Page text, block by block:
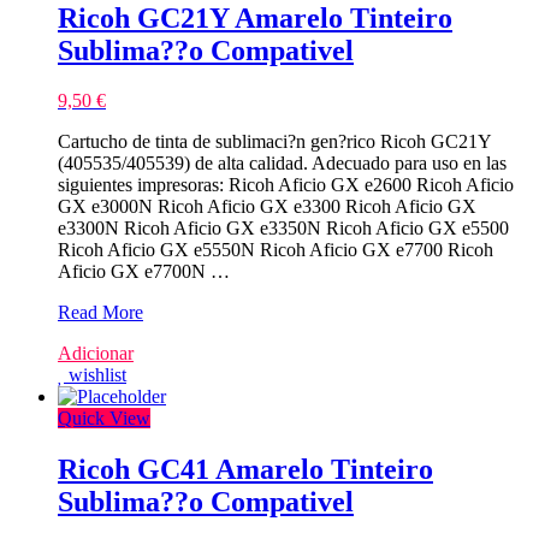
Ricoh GC21Y Amarelo Tinteiro
Sublima??o Compativel
9,50 €
Cartucho de tinta de sublimaci?n gen?rico Ricoh GC21Y
(405535/405539) de alta calidad. Adecuado para uso en las
siguientes impresoras: Ricoh Aficio GX e2600 Ricoh Aficio
GX e3000N Ricoh Aficio GX e3300 Ricoh Aficio GX
e3300N Ricoh Aficio GX e3350N Ricoh Aficio GX e5500
Ricoh Aficio GX e5550N Ricoh Aficio GX e7700 Ricoh
Aficio GX e7700N …
Ricoh
Amarelo
Tinteiro
Sublima??
o
Read More
Adicionar
wishlist
Quick View
Ricoh GC41 Amarelo Tinteiro
Sublima??o Compativel